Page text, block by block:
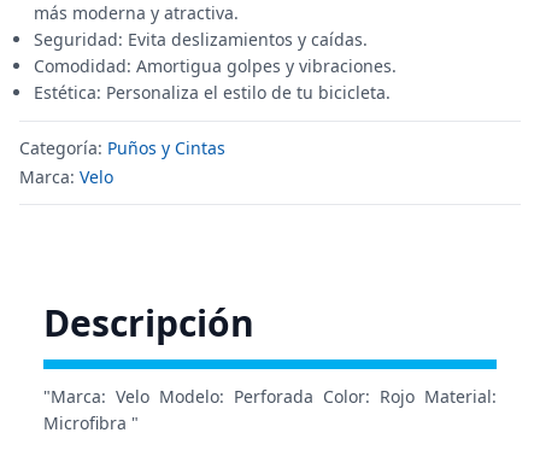
más moderna y atractiva.
Seguridad: Evita deslizamientos y caídas.
Comodidad: Amortigua golpes y vibraciones.
Estética: Personaliza el estilo de tu bicicleta.
Categoría: Puños y Cintas
Marca: Velo
Descripción
"Marca: Velo Modelo: Perforada Color: Rojo Material:
Microfibra "